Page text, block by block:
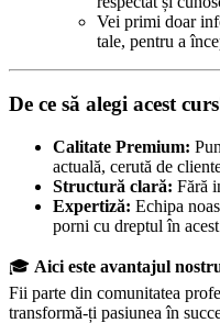
Vei primi doar
tale, pentru a
De ce să alegi acest
Calitate Premium:
actuală, cerută de
Structură clară: Fără
Expertiză: Echipa
porni cu dreptul în
🎓 Aici este avantajul
Fii parte din comunitatea
transformă-ți pasiunea în